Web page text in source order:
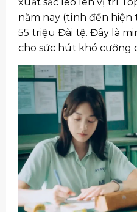
năm nay (tính đến hiện
55 triệu Đài tệ. Đây là
cho sức hút khó cưỡng